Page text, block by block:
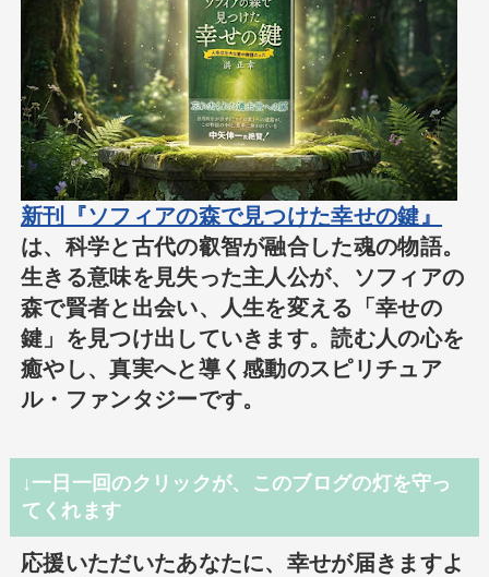
新刊『ソフィアの森で見つけた幸せの鍵』
は、科学と古代の叡智が融合した魂の物語。
生きる意味を見失った主人公が、ソフィアの
森で賢者と出会い、人生を変える「幸せの
鍵」を見つけ出していきます。読む人の心を
癒やし、真実へと導く感動のスピリチュア
ル・ファンタジーです。
↓一日一回のクリックが、このブログの灯を守っ
てくれます
応援いただいたあなたに、幸せが届きますよ